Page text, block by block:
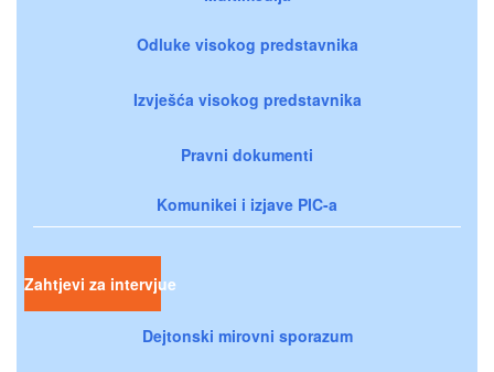
Odluke visokog predstavnika
Izvješća visokog predstavnika
Pravni dokumenti
Komunikei i izjave PIC-a
Zahtjevi za intervjue
Dejtonski mirovni sporazum